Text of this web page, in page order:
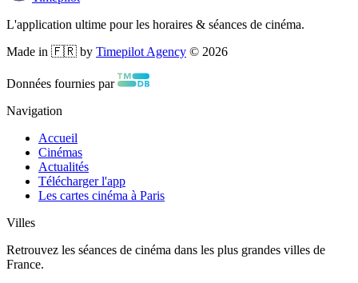
L'application ultime pour les horaires & séances de cinéma.
Made in 🇫🇷 by Timepilot Agency © 2026
Données fournies par
Navigation
Accueil
Cinémas
Actualités
Télécharger l'app
Les cartes cinéma à Paris
Villes
Retrouvez les séances de cinéma dans les plus grandes villes de
France.